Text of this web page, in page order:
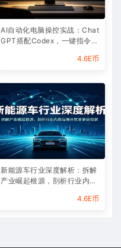
AI自动化电脑操控实战：Chat
GPT搭配Codex，一键指令远
4.6E币
新能源车行业深度解析：拆解
产业崛起根源，剖析行业内卷
4.6E币